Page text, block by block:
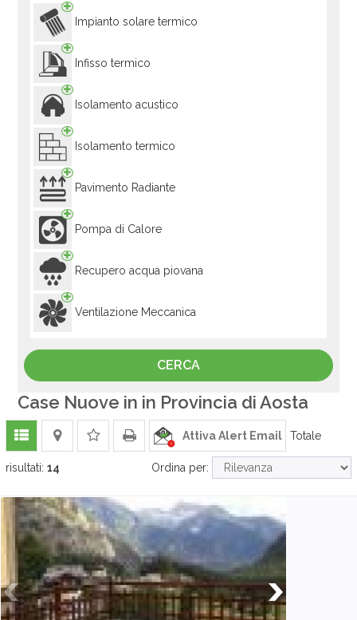
Impianto solare termico
Infisso termico
Isolamento acustico
Isolamento termico
Pavimento Radiante
Pompa di Calore
Recupero acqua piovana
Ventilazione Meccanica
Case Nuove in in Provincia di Aosta
Attiva Alert Email Totale
risultati: 14 Ordina per: